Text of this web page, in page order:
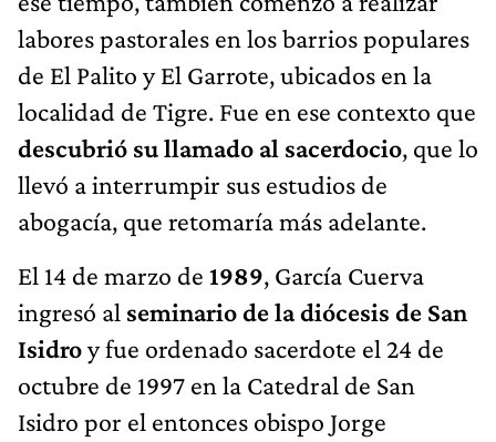
labores pastorales en los barrios populares
de El Palito y El Garrote, ubicados en la
localidad de Tigre. Fue en ese contexto que
descubrió su llamado al sacerdocio, que lo
llevó a interrumpir sus estudios de
abogacía, que retomaría más adelante.
El 14 de marzo de 1989, García Cuerva
ingresó al seminario de la diócesis de San
Isidroy fue ordenado sacerdote el 24 de
octubre de 1997 en la Catedral de San
Isidro por el entonces obispo Jorge